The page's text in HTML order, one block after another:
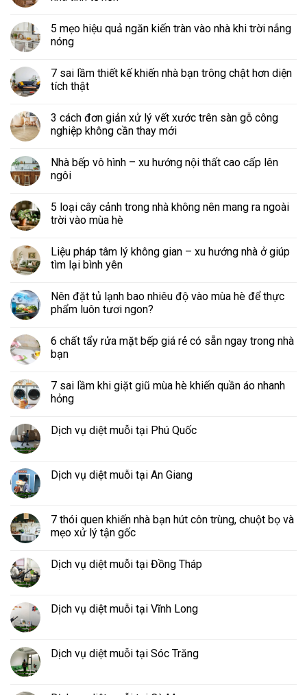
5 mẹo hiệu quả ngăn kiến tràn vào nhà khi trời nắng
nóng
7 sai lầm thiết kế khiến nhà bạn trông chật hơn diện
tích thật
3 cách đơn giản xử lý vết xước trên sàn gỗ công
nghiệp không cần thay mới
Nhà bếp vô hình – xu hướng nội thất cao cấp lên
ngôi
5 loại cây cảnh trong nhà không nên mang ra ngoài
trời vào mùa hè
Liệu pháp tâm lý không gian – xu hướng nhà ở giúp
tìm lại bình yên
Nên đặt tủ lạnh bao nhiêu độ vào mùa hè để thực
phẩm luôn tươi ngon?
6 chất tẩy rửa mặt bếp giá rẻ có sẵn ngay trong nhà
bạn
7 sai lầm khi giặt giũ mùa hè khiến quần áo nhanh
hỏng
Dịch vụ diệt muỗi tại Phú Quốc
Dịch vụ diệt muỗi tại An Giang
7 thói quen khiến nhà bạn hút côn trùng, chuột bọ và
mẹo xử lý tận gốc
Dịch vụ diệt muỗi tại Đồng Tháp
Dịch vụ diệt muỗi tại Vĩnh Long
Dịch vụ diệt muỗi tại Sóc Trăng